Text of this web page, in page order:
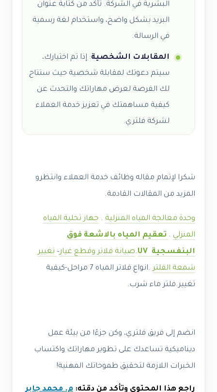
البشرية في الشركة. تأكد من كتابة عنوان
البريد بشكل واضح، واستخدام لغة رسمية
في الرسالة.
المقابلات الشخصية: إذا تم اختيارك،
سيتم دعوتك لمقابلة شخصية حيث ستتاح
لك الفرصة لعرض مهاراتك والتحدث عن
كيفية مساهمتك في تعزيز خدمة العملاء
لشركة فلتري.
شكرا لإتمام مقاله وظائف خدمة العملاء وانتظرو
المزيد من المقالات القادمة.
وحدة معالجة المياه المنزلية . جهاز تحلية المياه
المنزلي . تعقيم المياه بالاشعة فوق
البنفسجية UV
.صيانة فلاتر وقطع غيار– تغيير
شمعة الفلتر
.انواع فلاتر المياه 7 مراحل-كيفية
تغيير.فلتر ماء شرب.
انضم إلى فريق فلتري، وكن جزءًا من بيئة عمل
ديناميكية تساعدك على تطوير مهاراتك واكتساب
الخبرات اللازمة لتحقيق طموحاتك المهنية!
راجع هذا المحتوى وتأكد من دقته: م. محمد جابر